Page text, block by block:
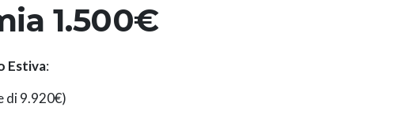
1.500€
Estiva:
di 9.920€)